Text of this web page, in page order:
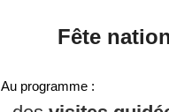
Fête
Au programme :